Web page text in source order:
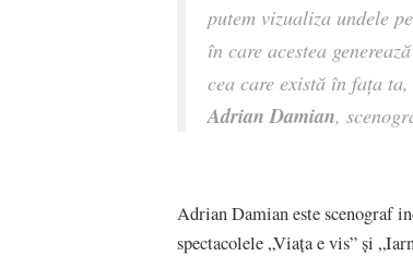
putem vizualiza undele
în care acestea
cea care există în fața
Adrian Damian,
Adrian Damian este scenograf
spectacolele „Viața e vis” și